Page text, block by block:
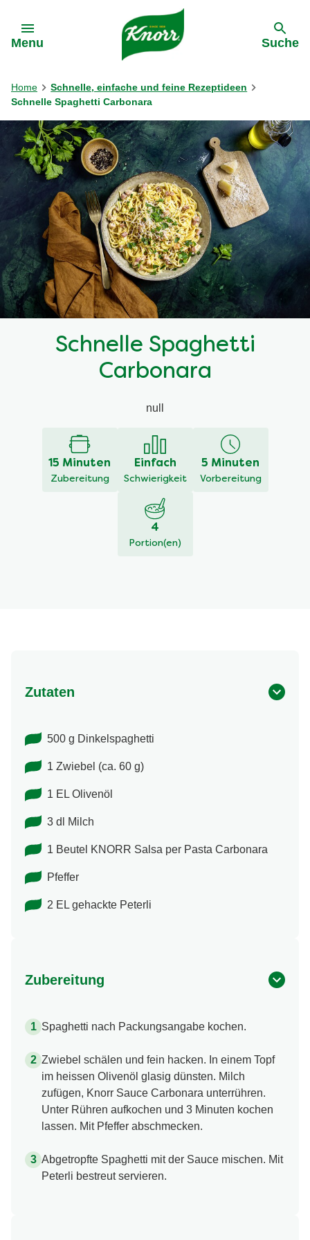
Menu Suche
Home
Schnelle, einfache und feine Rezeptideen
Schnelle Spaghetti Carbonara
Schnelle Spaghetti
Carbonara
null
15 Minuten
Zubereitung
Einfach
Schwierigkeit
5 Minuten
Vorbereitung
4
Portion(en)
Zutaten
500 g Dinkelspaghetti
1 Zwiebel (ca. 60 g)
1 EL Olivenöl
3 dl Milch
1 Beutel KNORR Salsa per Pasta Carbonara
Pfeffer
2 EL gehackte Peterli
Zubereitung
Spaghetti nach Packungsangabe kochen.
Zwiebel schälen und fein hacken. In einem Topf
im heissen Olivenöl glasig dünsten. Milch
zufügen, Knorr Sauce Carbonara unterrühren.
Unter Rühren aufkochen und 3 Minuten kochen
lassen. Mit Pfeffer abschmecken.
Abgetropfte Spaghetti mit der Sauce mischen. Mit
Peterli bestreut servieren.